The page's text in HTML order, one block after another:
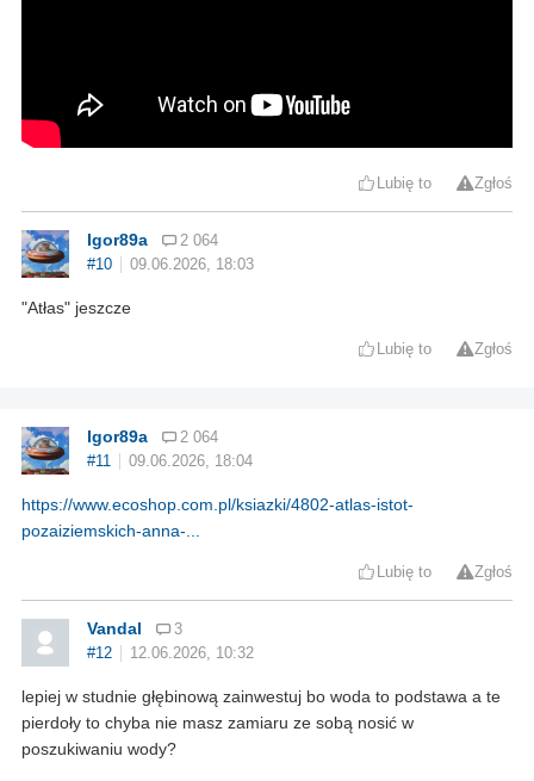
Lubię to Zgłoś
Igor89a
2 064
#10
09.06.2026, 18:03
"Atłas" jeszcze
Lubię to Zgłoś
Igor89a
2 064
#11
09.06.2026, 18:04
https://www.ecoshop.com.pl/ksiazki/4802-atlas-istot-
pozaiziemskich-anna-...
Lubię to Zgłoś
Vandal
3
#12
12.06.2026, 10:32
lepiej w studnie głębinową zainwestuj bo woda to podstawa a te
pierdoły to chyba nie masz zamiaru ze sobą nosić w
poszukiwaniu wody?